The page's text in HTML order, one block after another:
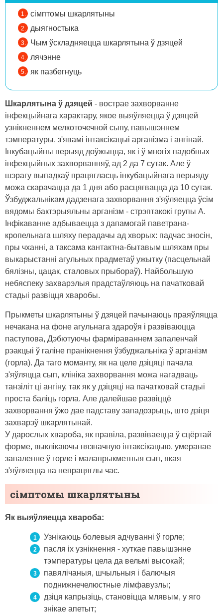
сімптомы шкарлятыны
дыягностыка
Чым ўскладняецца шкарлятына ў дзяцей
лячэнне
як пазбегнуць
Шкарлятына ў дзяцей - вострае захворванне
інфекцыйнага характару, якое выяўляецца ў дзяцей
узнікненнем мелкоточечной сыпу, павышэннем
тэмпературы, з'явамі інтаксікацыі арганізма і ангінай.
Інкубацыйны перыяд доўжыцца, як і ў многіх падобных
інфекцыйных захворванняў, ад 2 да 7 сутак. Але ў
шэрагу выпадкаў працягласць інкубацыйнага перыяду
можа скарачацца да 1 дня або расцягвацца да 10 сутак.
Ўзбуджальнікам дадзенага захворвання з'яўляецца ўсім
вядомы бактэрыяльны арганізм - стрэптакокі групы А.
Інфікаванне адбываецца з дапамогай паветрана-
кропельнага шляху перадачы ад хворых: падчас зносін,
пры чханні, а таксама кантактна-бытавым шляхам пры
выкарыстанні агульных прадметаў ужытку (пасцельнай
бялізны, цацак, сталовых прыбораў). Найбольшую
небяспеку захварэлыя прадстаўляюць на пачатковай
стадыі развіцця хваробы.
Прыкметы шкарлятыны ў дзяцей пачынаюць праяўляцца
нечакана на фоне агульнага здароўя і развіваюцца
паступова, Дэбютуючы фарміраваннем запаленчай
рэакцыі ў галіне пранікнення ўзбуджальніка ў арганізм
(горла). Да таго моманту, як на целе дзіцяці пачала
з'яўляцца сып, клініка захворвання можа нагадваць
танзіліт ці ангіну, так як у дзіцяці на пачатковай стадыі
проста баліць горла. Але далейшае развіццё
захворвання ўжо дае падставу западозрыць, што дзіця
захварэў шкарлятынай.
У дарослых хвароба, як правіла, развіваецца ў сцёртай
форме, выклікаючы нязначную інтаксікацыю, умеранае
запаленне ў горле і малапрыкметныя сып, якая
з'яўляецца на непрацяглы час.
сімптомы шкарлятыны
Як выяўляецца хвароба:
Узнікаюць болевыя адчуванні ў горле;
пасля іх узнікнення - хуткае павышэнне
тэмпературы цела да вельмі высокай;
павялічаныя, шчыльныя і балючыя
поднижнечелюстные лімфавузлы;
дзіця капрызіць, становіцца млявым, у яго
знікае апетыт;